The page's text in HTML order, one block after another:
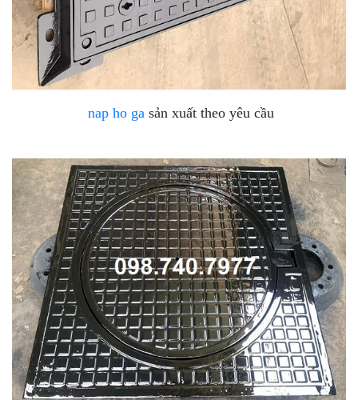
nap ho ga sản xuất theo yêu cầu